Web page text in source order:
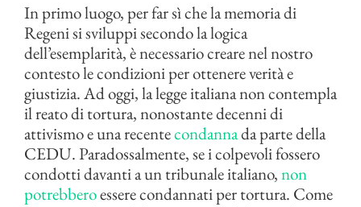
In primo luogo, per far sì che la memoria di
Regeni si sviluppi secondo la logica
dell’esemplarità, è necessario creare nel nostro
contesto le condizioni per ottenere verità e
giustizia. Ad oggi, la legge italiana non contempla
il reato di tortura, nonostante decenni di
attivismo e una recentecondannada parte della
CEDU. Paradossalmente, se i colpevoli fossero
condotti davanti a un tribunale italiano,non
potrebberoessere condannati per tortura. Come